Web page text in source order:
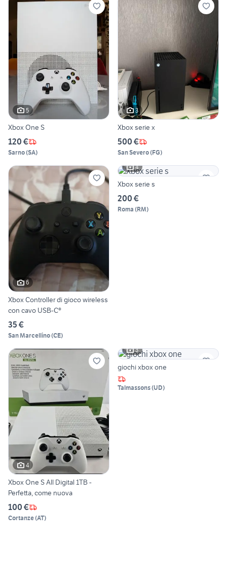
5
Xbox One S
120 €
Sarno(SA)
3
Xbox serie x
500 €
San Severo(FG)
6
Xbox Controller di gioco wireless
con cavo USB-C®
35 €
San Marcellino(CE)
4
Xbox serie s
200 €
Roma (RM)
4
Xbox One S All Digital 1TB -
Perfetta, come nuova
100 €
Cortanze(AT)
3
giochi xbox one
Talmassons(UD)